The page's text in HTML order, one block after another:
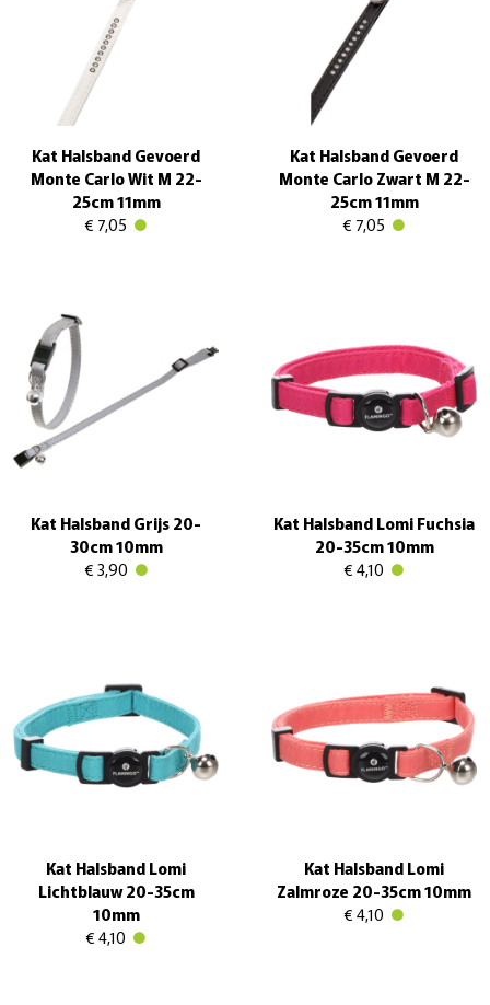
Kat Halsband Gevoerd
Monte Carlo Wit M 22-
25cm 11mm
€ 7,05
Kat Halsband Gevoerd
Monte Carlo Zwart M 22-
25cm 11mm
€ 7,05
Kat Halsband Grijs 20-
30cm 10mm
€ 3,90
Kat Halsband Lomi Fuchsia
20-35cm 10mm
€ 4,10
Kat Halsband Lomi
Lichtblauw 20-35cm
10mm
€ 4,10
Kat Halsband Lomi
Zalmroze 20-35cm 10mm
€ 4,10